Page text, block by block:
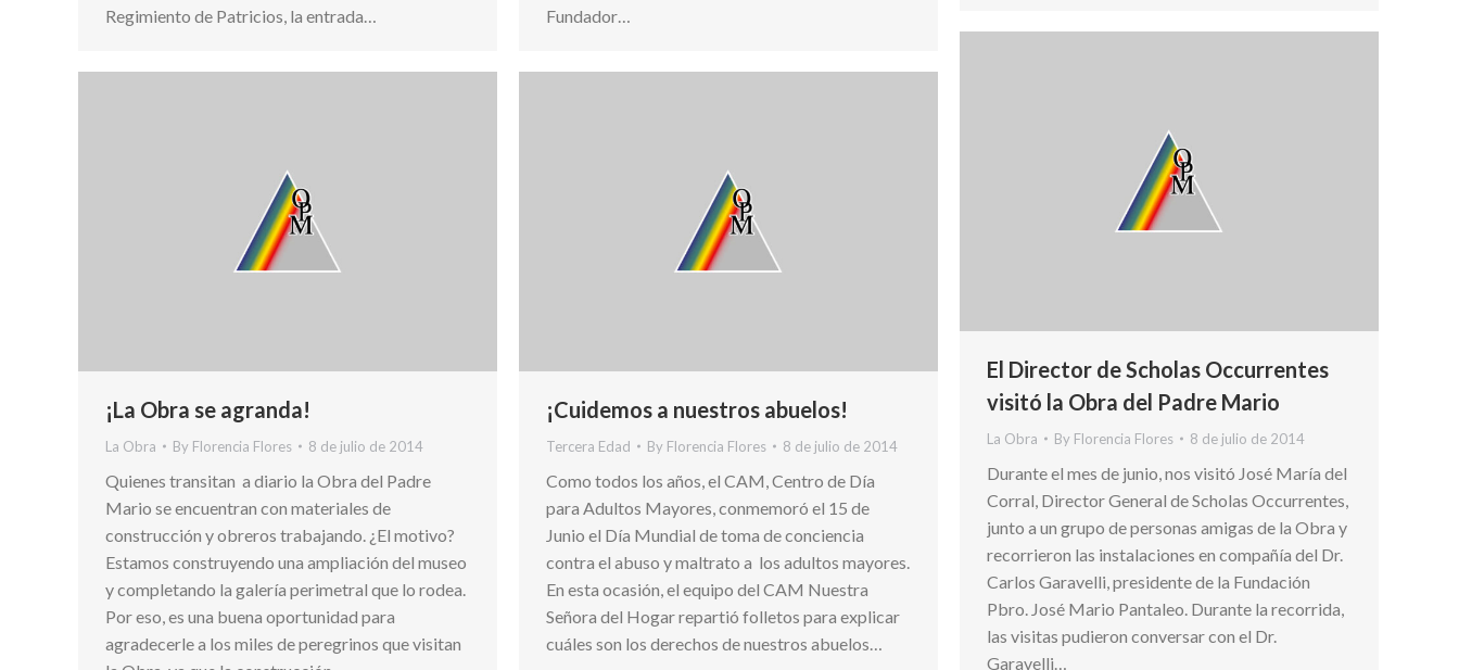
Regimiento de Patricios, la entrada…
Fundador…
El Director de Scholas Occurrentes
visitó la Obra del Padre Mario
La Obra By Florencia Flores 8 de julio de 2014
Durante el mes de junio, nos visitó José María del
Corral, Director General de Scholas Occurrentes,
junto a un grupo de personas amigas de la Obra y
recorrieron las instalaciones en compañía del Dr.
Carlos Garavelli, presidente de la Fundación
Pbro. José Mario Pantaleo. Durante la recorrida,
las visitas pudieron conversar con el Dr.
Garavelli…
¡La Obra se agranda!
La Obra By Florencia Flores 8 de julio de 2014
Quienes transitan a diario la Obra del Padre
Mario se encuentran con materiales de
construcción y obreros trabajando. ¿El motivo?
Estamos construyendo una ampliación del museo
y completando la galería perimetral que lo rodea.
Por eso, es una buena oportunidad para
agradecerle a los miles de peregrinos que visitan
¡Cuidemos a nuestros abuelos!
Tercera Edad By Florencia Flores 8 de julio de 2014
Como todos los años, el CAM, Centro de Día
para Adultos Mayores, conmemoró el 15 de
Junio el Día Mundial de toma de conciencia
contra el abuso y maltrato a los adultos mayores.
En esta ocasión, el equipo del CAM Nuestra
Señora del Hogar repartió folletos para explicar
cuáles son los derechos de nuestros abuelos…